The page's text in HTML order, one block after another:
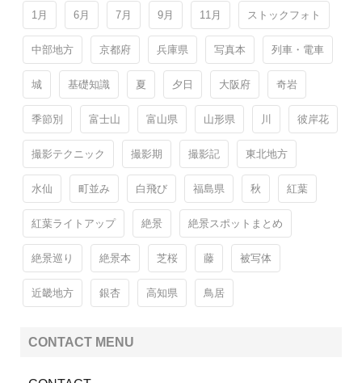
1月 6月 7月 9月 11月 ストックフォト
中部地方 京都府 兵庫県 写真本 列車・電車
城 基礎知識 夏 夕日 大阪府 奇岩
季節別 富士山 富山県 山形県 川 彼岸花
撮影テクニック 撮影期 撮影記 東北地方
水仙 町並み 白飛び 福島県 秋 紅葉
紅葉ライトアップ 絶景 絶景スポットまとめ
絶景巡り 絶景本 芝桜 藤 被写体
近畿地方 銀杏 高知県 鳥居
CONTACT MENU